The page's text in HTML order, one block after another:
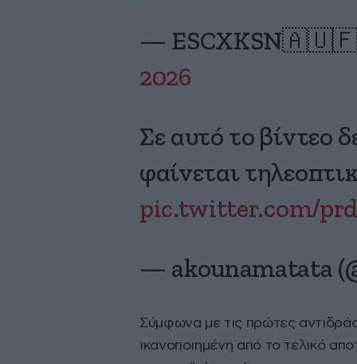
—
2026
Σε αυτό το βίντεο
φαίνεται
pic.twitter.com/
— akounamatata
Σύμφωνα με τις πρώτες
ικανοποιημένη από το τελικό